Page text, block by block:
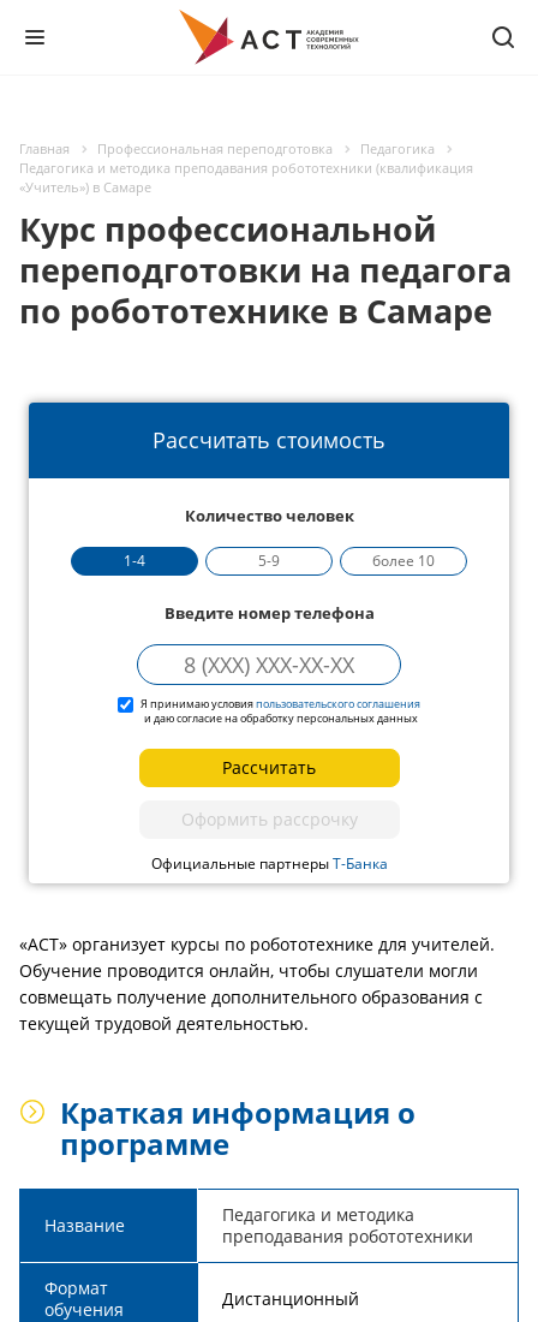
Главная Профессиональная переподготовка
Педагогика
Педагогика и методика преподавания робототехники (квалификация
«Учитель») в Самаре
Курс профессиональной
переподготовки на педагога
по робототехнике в Самаре
Рассчитать стоимость
Количество человек
1-4 5-9 более 10
Введите номер телефона
Я принимаю условияпользовательского соглашения
и даю согласие на обработку персональных данных
Рассчитать
Оформить рассрочку
Официальные партнерыТ-Банка
«АСТ» организует курсы по робототехнике для учителей.
Обучение проводится онлайн, чтобы слушатели могли
совмещать получение дополнительного образования с
текущей трудовой деятельностью.
Краткая информация о
программе
Название
Педагогика и методика
преподавания робототехники
Формат
обучения
Дистанционный